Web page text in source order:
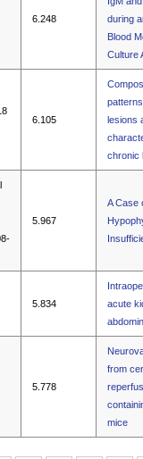
6.248
during
Blood
Culture
6.105
lesions
chronic
5.967
A Case
5.834
acute
5.778
from
mice